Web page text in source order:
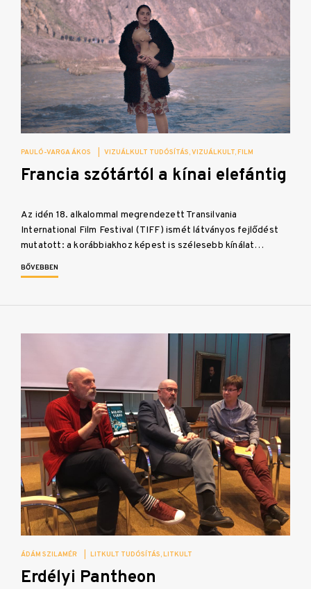
PAULÓ-VARGA ÁKOS VIZUÁLKULT TUDÓSÍTÁS VIZUÁLKULT FILM
Francia szótártól a kínai elefántig
Az idén 18. alkalommal megrendezett Transilvania
International Film Festival (TIFF) ismét látványos fejlődést
mutatott: a korábbiakhoz képest is szélesebb kínálat…
BŐVEBBEN
ÁDÁM SZILAMÉR LITKULT TUDÓSÍTÁS LITKULT
Erdélyi Pantheon